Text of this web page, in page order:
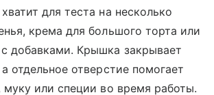
для теста на несколько
крема для большого торта или
добавками. Крышка закрывает
отдельное отверстие помогает
муку или специи во время работы.